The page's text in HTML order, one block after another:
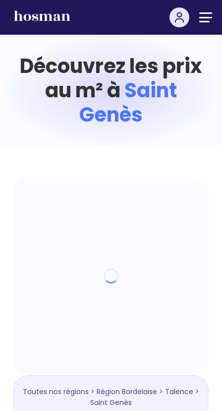
Découvrez les prix
au m² à Saint
Genès
Toutes nos régions > Région Bordelaise > Talence >
Saint Genès